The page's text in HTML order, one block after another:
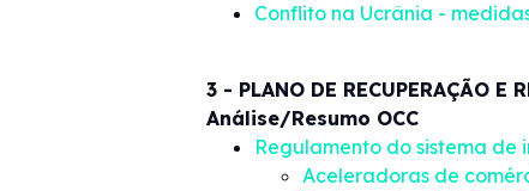
Conflito na Ucrânia -
3 - PLANO DE RECUPERAÇÃO E
Análise/Resumo OCC
Regulamento do sistema de
Aceleradoras de